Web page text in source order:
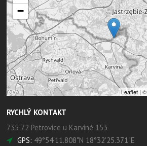
−
Leaflet| ©
RYCHLÝ KONTAKT
735 72 Petrovice u Karviné 153
GPS: 49°54'11.808"N 18°32'25.371"E